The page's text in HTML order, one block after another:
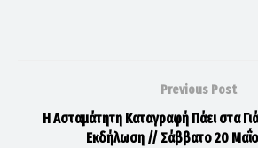
Previous Post
Η Ασταμάτητη Καταγραφή Πάει στα
Εκδήλωση // Σάββατο 20